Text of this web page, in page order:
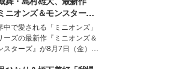
秘めた、革新的な「Water
Skin（ウォーターキャ
ャリングスキン：捕水肌）」
を、花王が構築した。
ニオンズ＆モンスター
の魅力熱弁 ハチャメチャ
じゃない“友情と絆”に感
中で愛される「ミニオンズ」
ーズの最新作『ミニオンズ＆
スターズ』が8月7日（金）に